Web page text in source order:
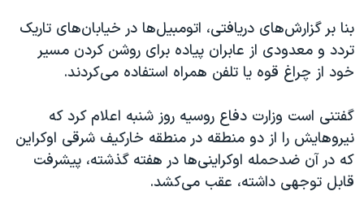
سفر پرزیدنت ترامپ به چین
بنا بر گزارش‌های دریافتی، اتومبیل‌ها در خیابان‌های تاریک
تردد و معدودی از عابران پیاده برای روشن کردن مسیر
خود از چراغ قوه یا تلفن همراه استفاده می‌کردند.
گفتنی است وزارت دفاع روسیه روز شنبه اعلام کرد که
نیروهایش را از دو منطقه در منطقه خارکیف شرقی اوکراین
که در آن ضدحمله اوکراینی‌ها در هفته گذشته، پیشرفت
قابل توجهی داشته، عقب می‌کشد.